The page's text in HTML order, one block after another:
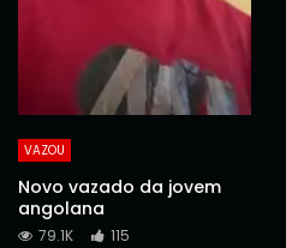
VAZOU
Novo vazado da jovem
angolana
79.1K 115